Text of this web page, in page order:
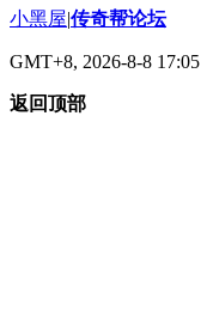
小黑屋|传奇帮论坛
GMT+8, 2026-8-8 17:05
返回顶部